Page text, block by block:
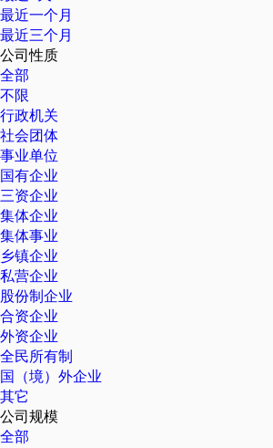
最近一个月
最近三个月
公司性质
全部
不限
行政机关
社会团体
事业单位
国有企业
三资企业
集体企业
集体事业
乡镇企业
私营企业
股份制企业
合资企业
外资企业
全民所有制
国（境）外企业
其它
公司规模
全部